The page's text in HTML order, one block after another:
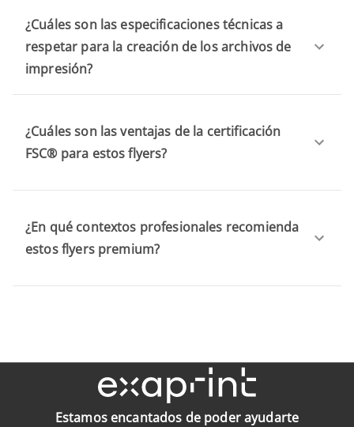
¿Cuáles son las especificaciones técnicas a
respetar para la creación de los archivos de
impresión?
¿Cuáles son las ventajas de la certificación
FSC® para estos flyers?
¿En qué contextos profesionales recomienda
estos flyers premium?
Estamos encantados de poder ayudarte